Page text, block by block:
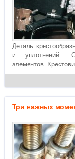
Деталь
и уплотнений.
элементов.
Три важных